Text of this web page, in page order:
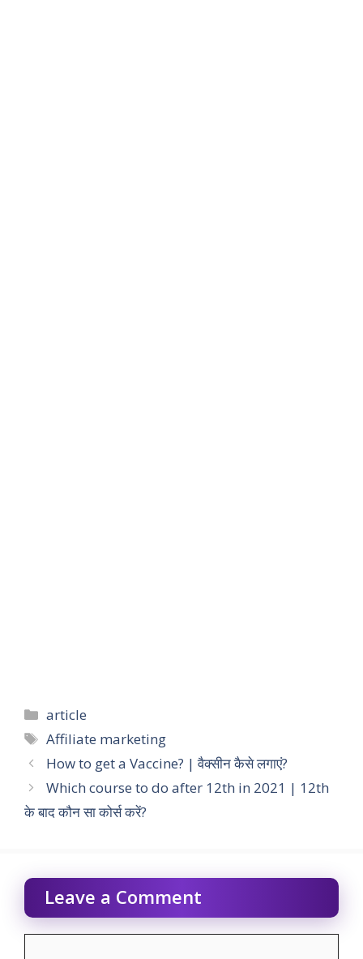
Categories
article
Tags
Affiliate marketing
How to get a Vaccine? | वैक्सीन कैसे लगाएं?
Which course to do after 12th in 2021 | 12th
के बाद कौन सा कोर्स करें?
Leave a Comment